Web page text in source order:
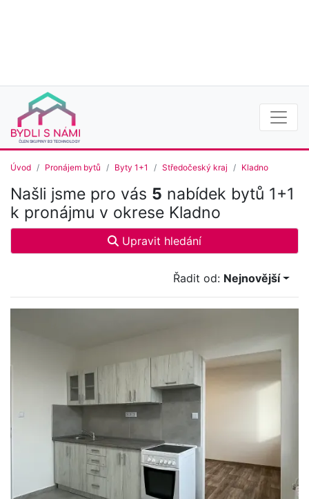
Úvod Pronájem bytů Byty 1+1 Středočeský kraj Kladno
Našli jsme pro vás 5 nabídek bytů 1+1
k pronájmu v okrese Kladno
Upravit hledání
Řadit od: Nejnovější